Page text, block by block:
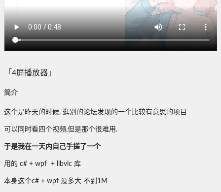
「4屏播放器」
简介
这个是昨天的时候, 逛别的论坛发现的一个比较有意思的项目
可以同时看四个视频,但是那个很难用.
于是我在一天内自己手搓了一个
用的 c# + wpf + libvlc 库
本身这个c# + wpf 没多大 不到1M